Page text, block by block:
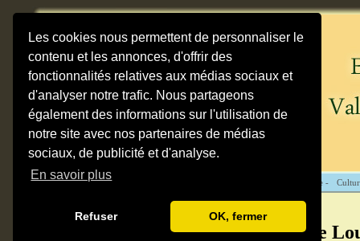
Les cookies nous permettent de personnaliser le
contenu et les annonces, d'offrir des
fonctionnalités relatives aux médias sociaux et
d'analyser notre trafic. Nous partageons
également des informations sur l'utilisation de
notre site avec nos partenaires de médias
sociaux, de publicité et d'analyse.
En savoir plus
Refuser OK, fermer
Pratique -
Photos du temple de